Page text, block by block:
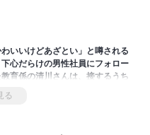
いいけどあざとい」と噂される
心だらけの男性社員にフォロー
育係の清川さんは、接するうち
。彼女が男性社員に頼ってしま
る